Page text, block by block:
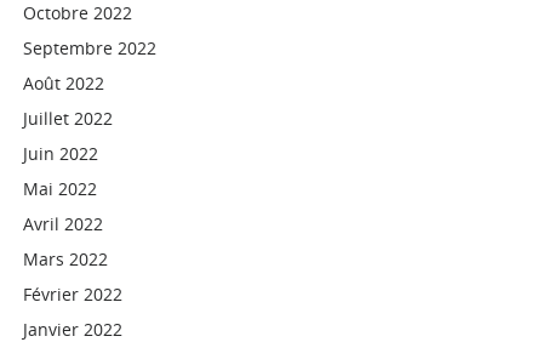
Octobre 2022
Septembre 2022
Août 2022
Juillet 2022
Juin 2022
Mai 2022
Avril 2022
Mars 2022
Février 2022
Janvier 2022